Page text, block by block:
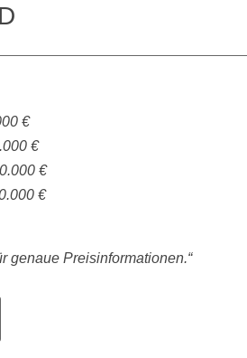
€
€
€
€
genaue Preisinformationen.“